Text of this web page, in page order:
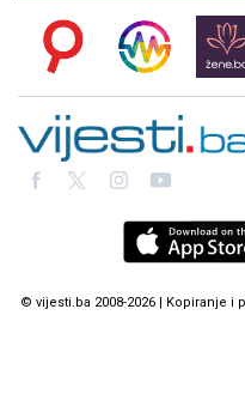
© vijesti.ba 2008-2026 | Kopiranje